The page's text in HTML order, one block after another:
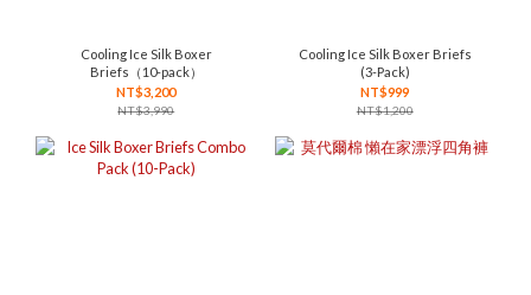
Cooling Ice Silk Boxer
Briefs（10-pack）
NT$3,200
NT$3,990
Cooling Ice Silk Boxer Briefs
(3-Pack)
NT$999
NT$1,200